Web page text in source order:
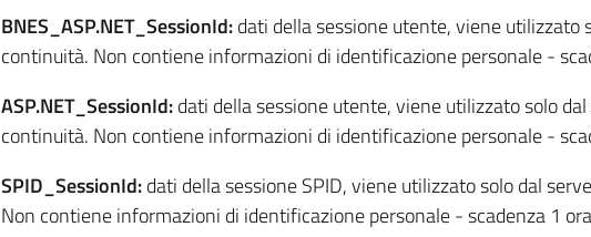
BNES_ASP.NET_SessionId:dati della sessione utente, viene utilizzato
continuità. Non contiene informazioni di identificazione personale -
ASP.NET_SessionId:dati della sessione utente, viene utilizzato solo
continuità. Non contiene informazioni di identificazione personale -
SPID_SessionId:dati della sessione SPID, viene utilizzato solo dal
Non contiene informazioni di identificazione personale - scadenza 1 ora